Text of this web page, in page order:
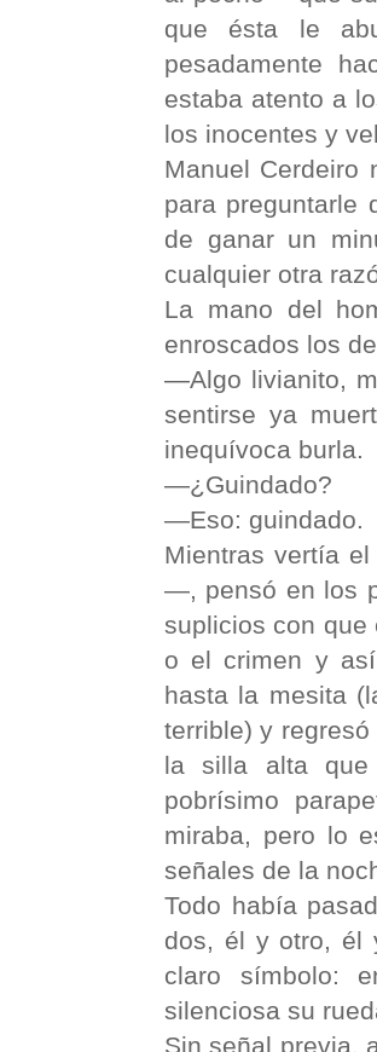
que ésta le
pesadamente
estaba atento a
los inocentes y
Manuel Cerdeiro
para preguntarle
de ganar un
cualquier otra
La mano del
enroscados los
—Algo livianito,
sentirse ya
inequívoca burla.
—¿Guindado?
—Eso: guindado.
Mientras vertía
—, pensó en los
suplicios con que
o el crimen y
hasta la mesita
terrible) y
la silla alta que
pobrísimo
miraba, pero lo
señales de la
Todo había
dos, él y otro, él
claro símbolo:
silenciosa su
Sin señal previa,